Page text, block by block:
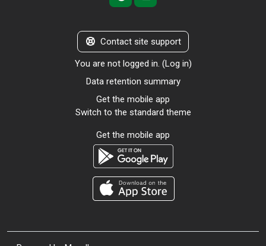
Contact site support
You are not logged in. (Log in)
Data retention summary
Get the mobile app
Switch to the standard theme
Get the mobile app